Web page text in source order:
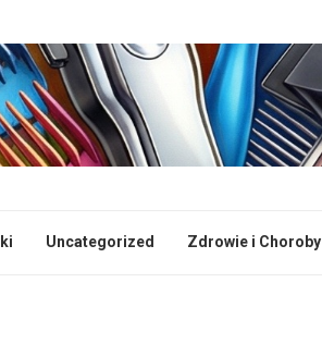
Uncategorized Zdrowie i Choroby